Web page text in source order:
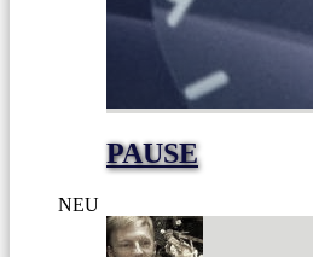
PAUSE
NEU